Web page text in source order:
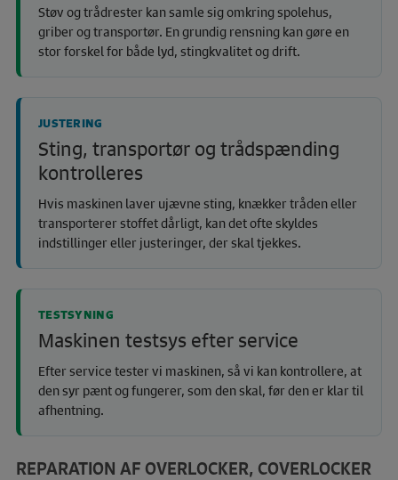
Støv og trådrester kan samle sig omkring spolehus,
griber og transportør. En grundig rensning kan gøre en
stor forskel for både lyd, stingkvalitet og drift.
JUSTERING
Sting, transportør og trådspænding
kontrolleres
Hvis maskinen laver ujævne sting, knækker tråden eller
transporterer stoffet dårligt, kan det ofte skyldes
indstillinger eller justeringer, der skal tjekkes.
TESTSYNING
Maskinen testsys efter service
Efter service tester vi maskinen, så vi kan kontrollere, at
den syr pænt og fungerer, som den skal, før den er klar til
afhentning.
REPARATION AF OVERLOCKER, COVERLOCKER